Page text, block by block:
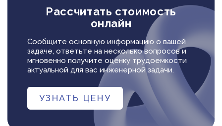
Рассчитать стоимость
онлайн
Сообщите основную информацию о вашей
задаче, ответьте на несколько вопросов и
мгновенно получите оценку трудоемкости
актуальной для вас инженерной задачи.
УЗНАТЬ ЦЕНУ